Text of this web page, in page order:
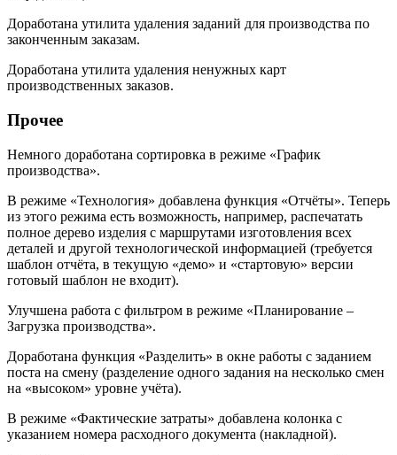
Доработана утилита удаления заданий для производства по
законченным заказам.
Доработана утилита удаления ненужных карт
производственных заказов.
Прочее
Немного доработана сортировка в режиме «График
производства».
В режиме «Технология» добавлена функция «Отчёты». Теперь
из этого режима есть возможность, например, распечатать
полное дерево изделия с маршрутами изготовления всех
деталей и другой технологической информацией (требуется
шаблон отчёта, в текущую «демо» и «стартовую» версии
готовый шаблон не входит).
Улучшена работа с фильтром в режиме «Планирование –
Загрузка производства».
Доработана функция «Разделить» в окне работы с заданием
поста на смену (разделение одного задания на несколько смен
на «высоком» уровне учёта).
В режиме «Фактические затраты» добавлена колонка с
указанием номера расходного документа (накладной).